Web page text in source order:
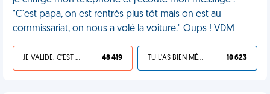
"C'est papa, on est rentrés plus tôt mais on est au
commissariat, on nous a volé la voiture." Oups ! VDM
JE VALIDE, C'EST UNE VDM 48 419 TU L'AS BIEN MÉRITÉ 10 623